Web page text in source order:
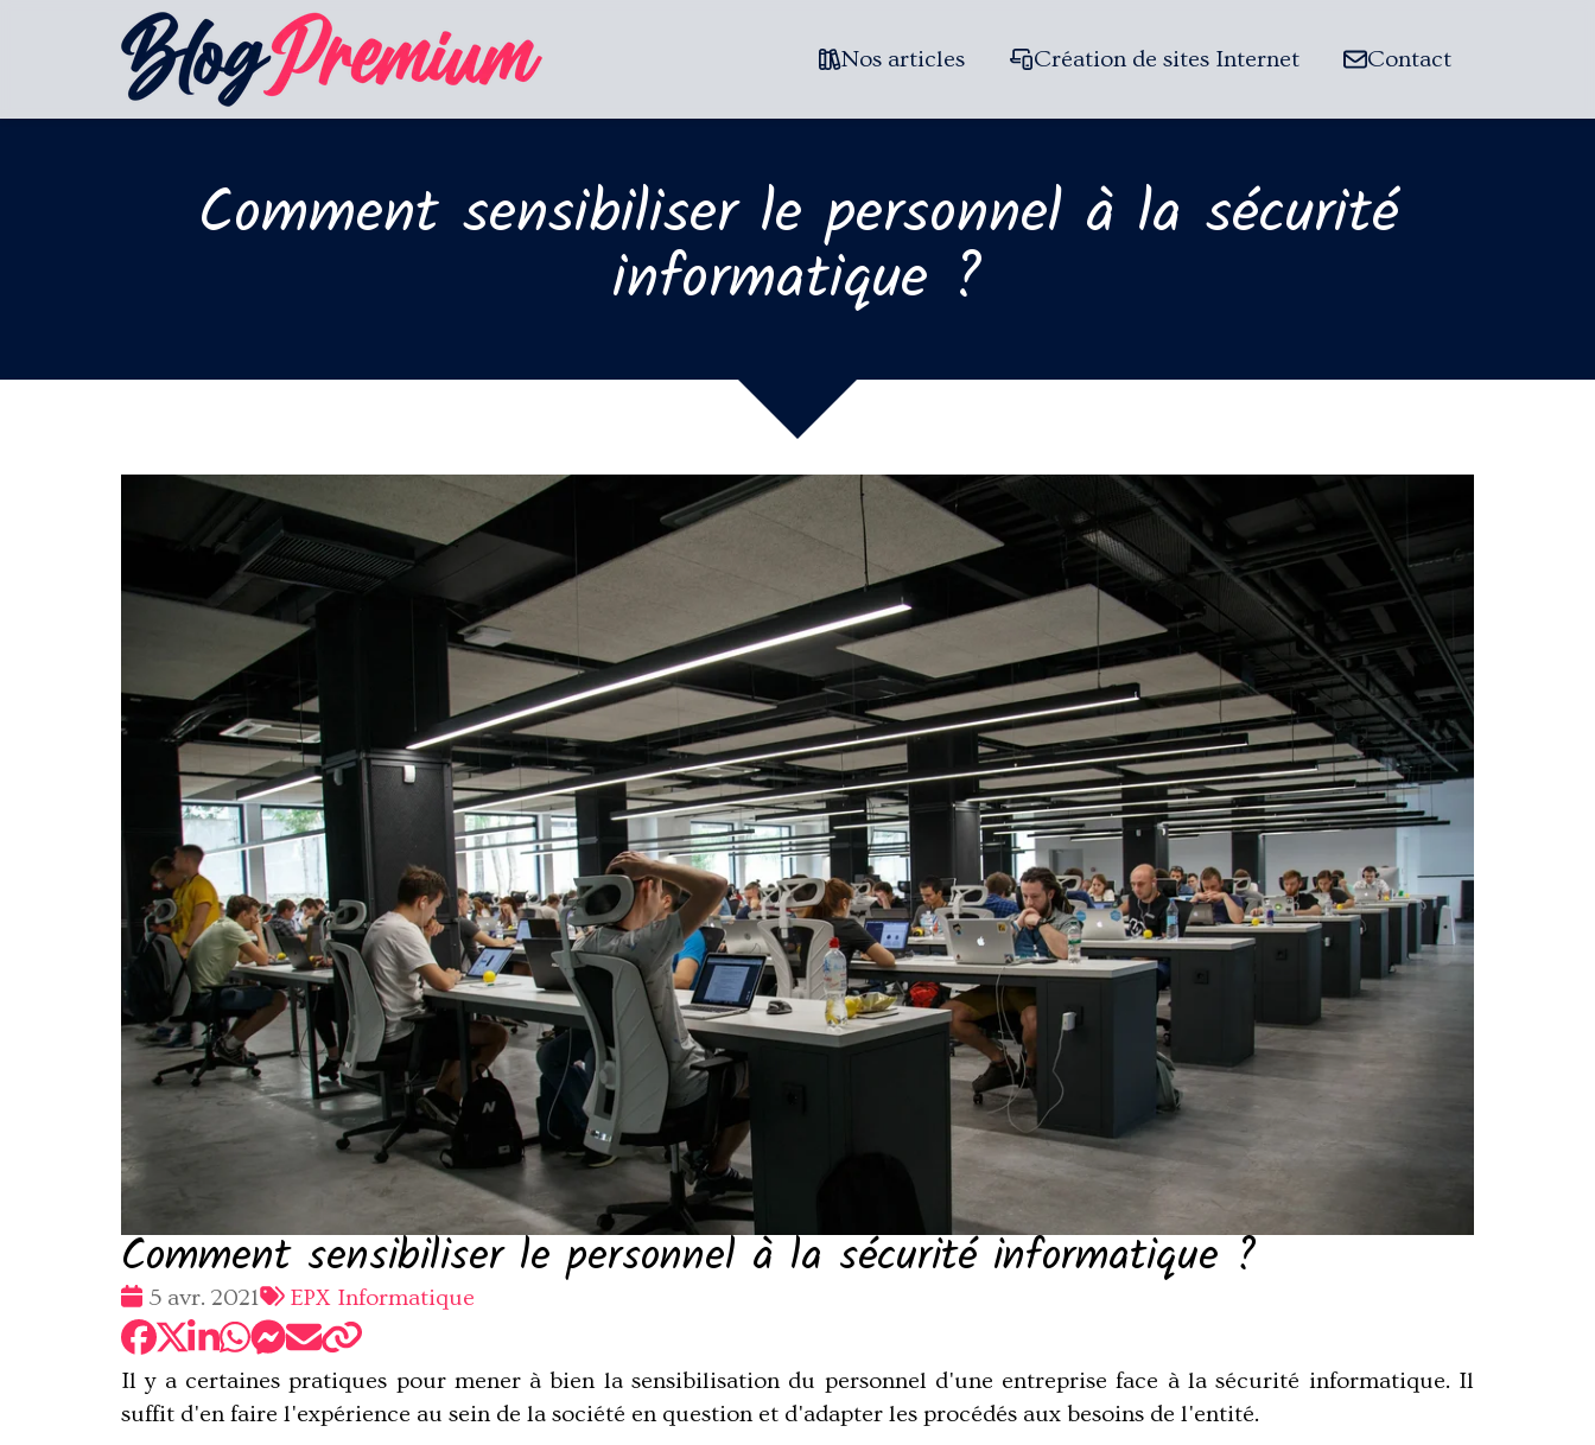
Nos articles Création de sites Internet Contact
Comment sensibiliser le personnel à la sécurité
informatique ?
Comment sensibiliser le personnel à la sécurité informatique ?
Date
:
5 avr. 2021
Tags
:
EPX Informatique
Il y a certaines pratiques pour mener à bien la sensibilisation du personnel d'une entreprise face à la sécurité informatique. Il
suffit d'en faire l'expérience au sein de la société en question et d'adapter les procédés aux besoins de l'entité.